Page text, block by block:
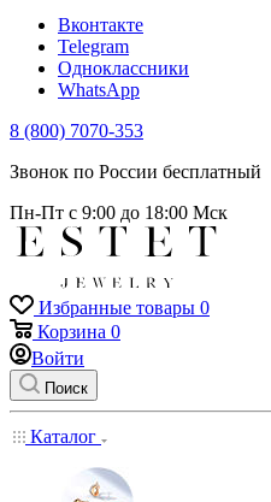
Вконтакте
Telegram
Одноклассники
WhatsApp
8 (800) 7070-353
Звонок по России бесплатный
Пн-Пт с 9:00 до 18:00 Мск
Избранные товары 0
Корзина 0
Войти
Поиск
Каталог